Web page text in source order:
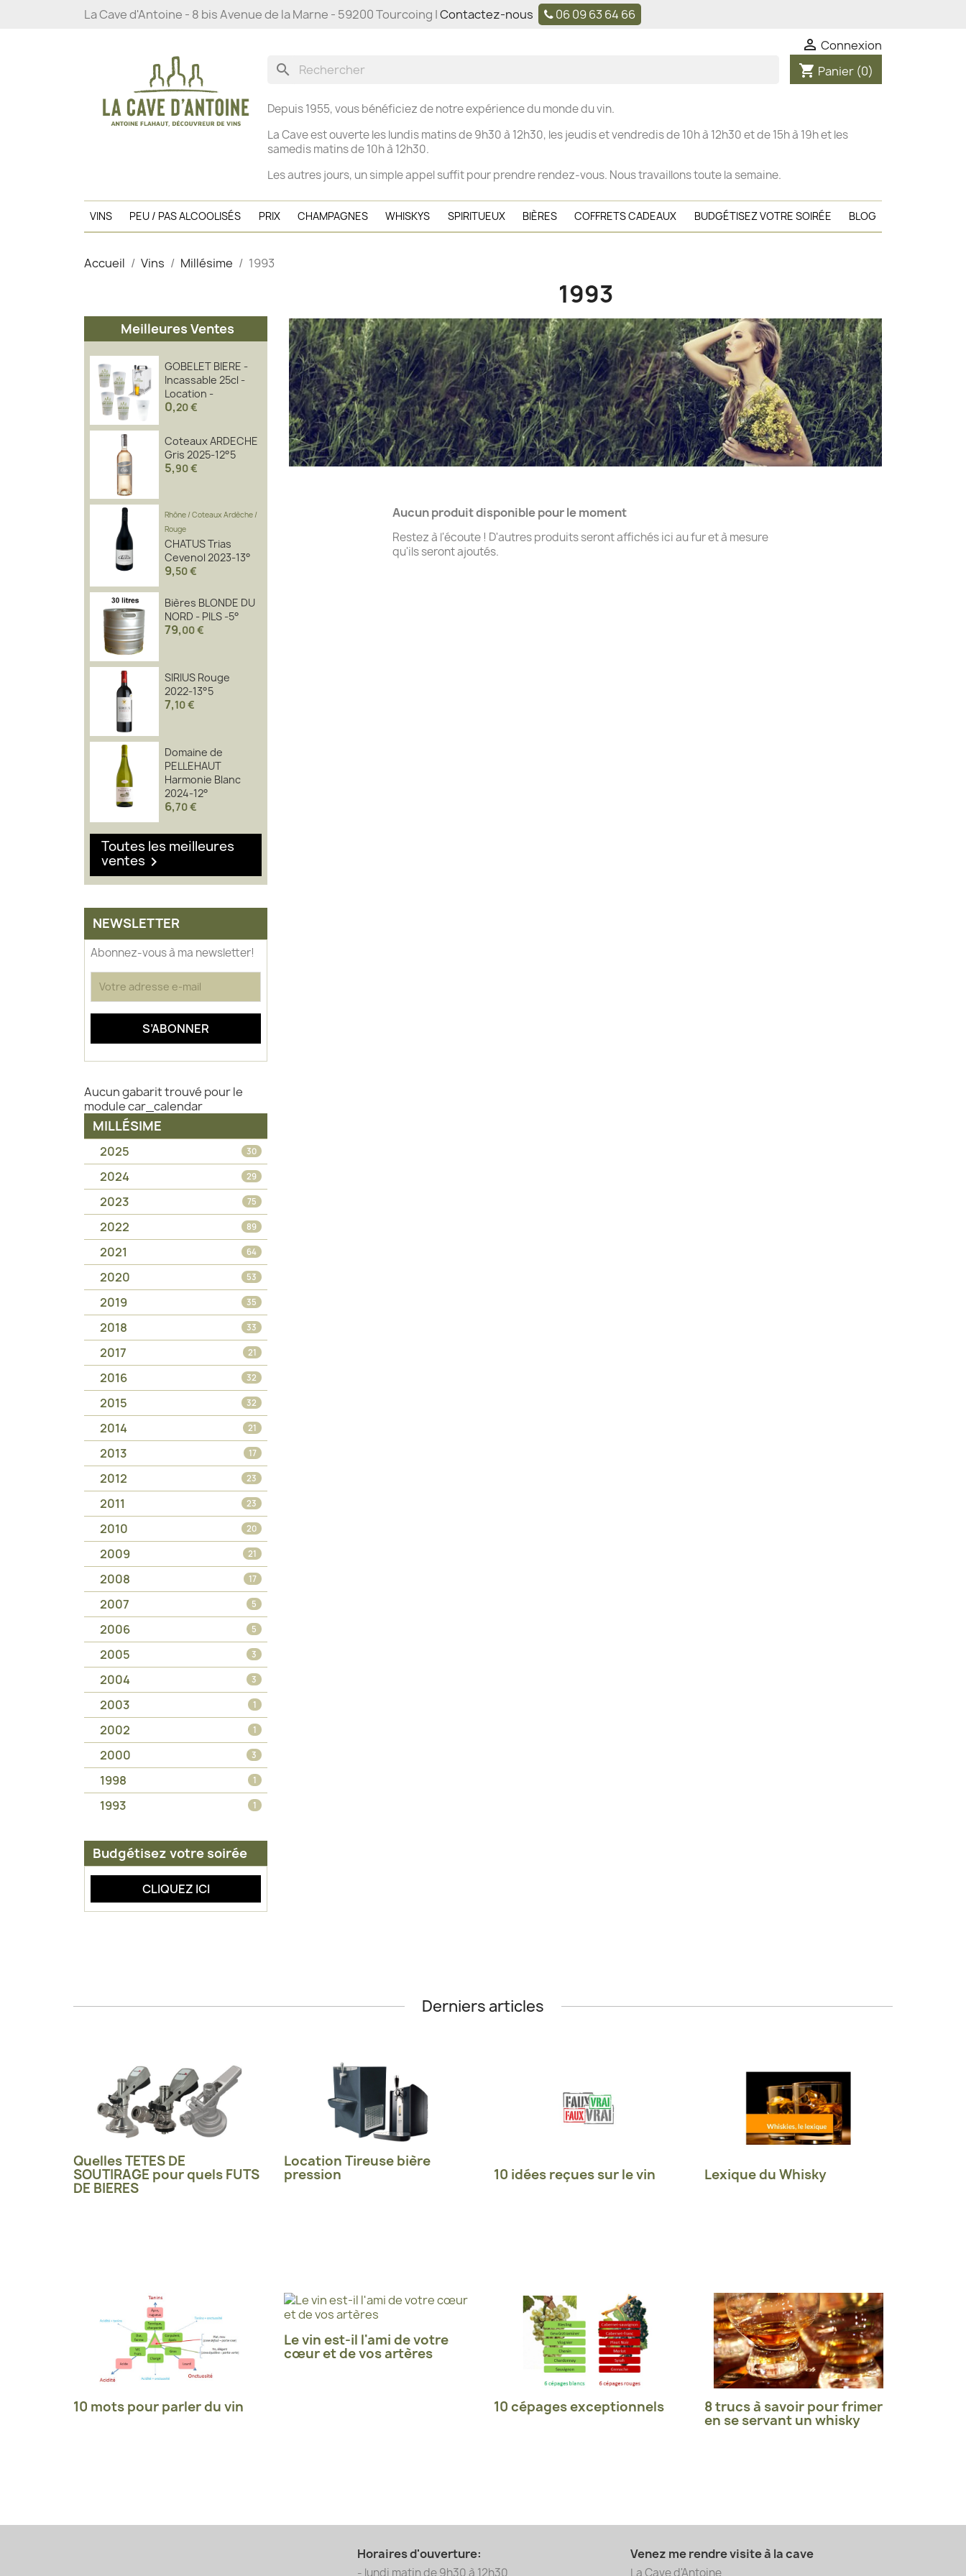
La Cave d'Antoine - 8 bis Avenue de la Marne - 59200 Tourcoing |Contactez-nous 06 09 63 64 66
 Connexion
search shopping_cart Panier (0)
Depuis 1955, vous bénéficiez de notre expérience du monde du vin.
La Cave est ouverte leslundis matins de 9h30 à 12h30, les jeudis et vendredis de 10h à 12h30 et de 15h à 19h et les
samedis matins de 10h à 12h30.
Les autres jours, un simple appel suffit pour prendre rendez-vous. Nous travaillons toute la semaine.
VINS PEU / PAS ALCOOLISÉS PRIX CHAMPAGNES WHISKYS SPIRITUEUX BIÈRES COFFRETS CADEAUX BUDGÉTISEZ VOTRE SOIRÉE BLOG
Accueil Vins Millésime 1993
Meilleures Ventes
GOBELET BIERE -
Incassable 25cl -
Location -
0,20 €
Coteaux ARDECHE
Gris 2025-12°5
5,90 €
Rhône/Coteaux Ardèche/
Rouge
CHATUS Trias
Cevenol 2023-13°
9,50 €
Bières BLONDE DU
NORD - PILS -5°
79,00 €
SIRIUS Rouge
2022-13°5
7,10 €
Domaine de
PELLEHAUT
Harmonie Blanc
2024-12°
6,70 €
Toutes les meilleures
ventes 
NEWSLETTER
Abonnez-vous à ma newsletter!
Aucun gabarit trouvé pour le
module car_calendar
MILLÉSIME
2025 30
2024 29
2023 75
2022 89
2021 64
2020 53
2019 35
2018 33
2017 21
2016 32
2015 32
2014 21
2013 17
2012 23
2011 23
2010 20
2009 21
2008 17
2007 5
2006 5
2005 3
2004 3
2003 1
2002 1
2000 3
1998 1
1993 1
Budgétisez votre soirée
CLIQUEZ ICI
1993
Aucun produit disponible pour le moment
Restez à l'écoute ! D'autres produits seront affichés ici au fur et à mesure
qu'ils seront ajoutés.
Derniers articles
Quelles TETES DE
SOUTIRAGE pour quels FUTS
DE BIERES
Location Tireuse bière
pression 10 idées reçues sur le vin Lexique du Whisky
10 mots pour parler du vin
Le vin est-il l'ami de votre
cœur et de vos artères
10 cépages exceptionnels 8 trucs à savoir pour frimer
en se servant un whisky
Horaires d'ouverture:
- lundi matin de 9h30 à 12h30
Venez me rendre visite à la cave
La Cave d'Antoine